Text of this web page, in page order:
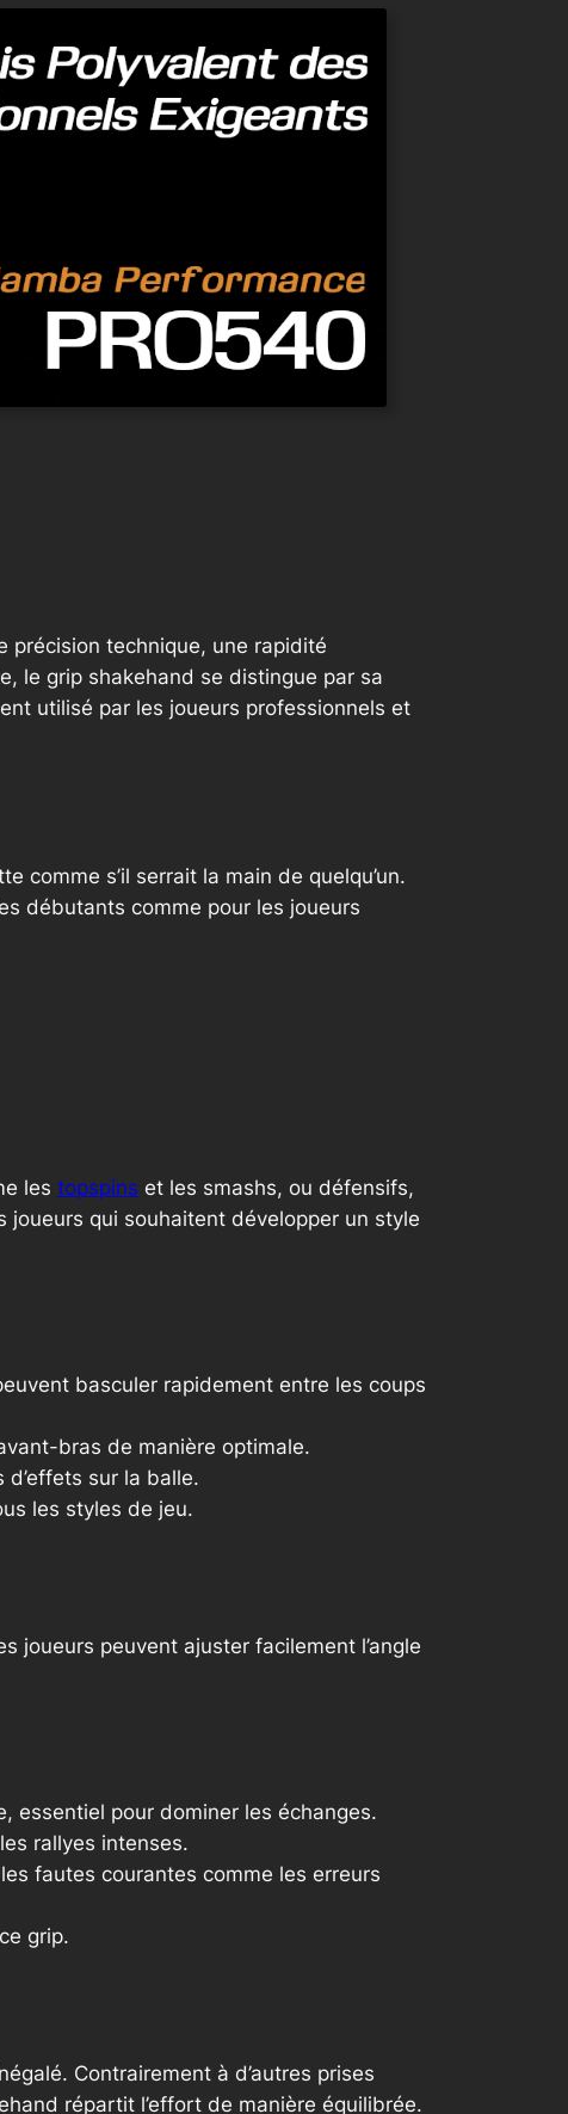
précision technique, une rapidité
le grip shakehand se distingue par sa
utilisé par les joueurs professionnels et
comme s’il serrait la main de quelqu’un.
débutants comme pour les joueurs
les topspins et les smashs, ou défensifs,
joueurs qui souhaitent développer un style
basculer rapidement entre les coups
bras de manière optimale.
sur la balle.
les styles de jeu.
joueurs peuvent ajuster facilement l’angle
essentiel pour dominer les échanges.
rallyes intenses.
fautes courantes comme les erreurs
grip.
Contrairement à d’autres prises
répartit l’effort de manière équilibrée.